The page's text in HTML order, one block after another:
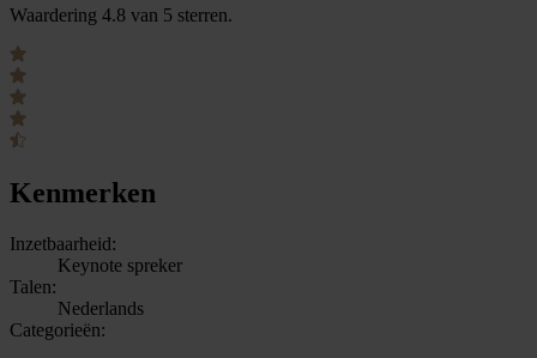
Waardering 4.8 van 5 sterren.
Kenmerken
Inzetbaarheid:
Keynote spreker
Talen:
Nederlands
Categorieën: